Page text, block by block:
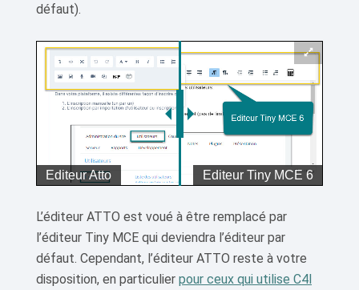
défaut).
L’éditeur ATTO est voué à être remplacé par
l’éditeur Tiny MCE qui deviendra l’éditeur par
défaut. Cependant, l’éditeur ATTO reste à votre
disposition, en particulier pour ceux qui utilise C4l